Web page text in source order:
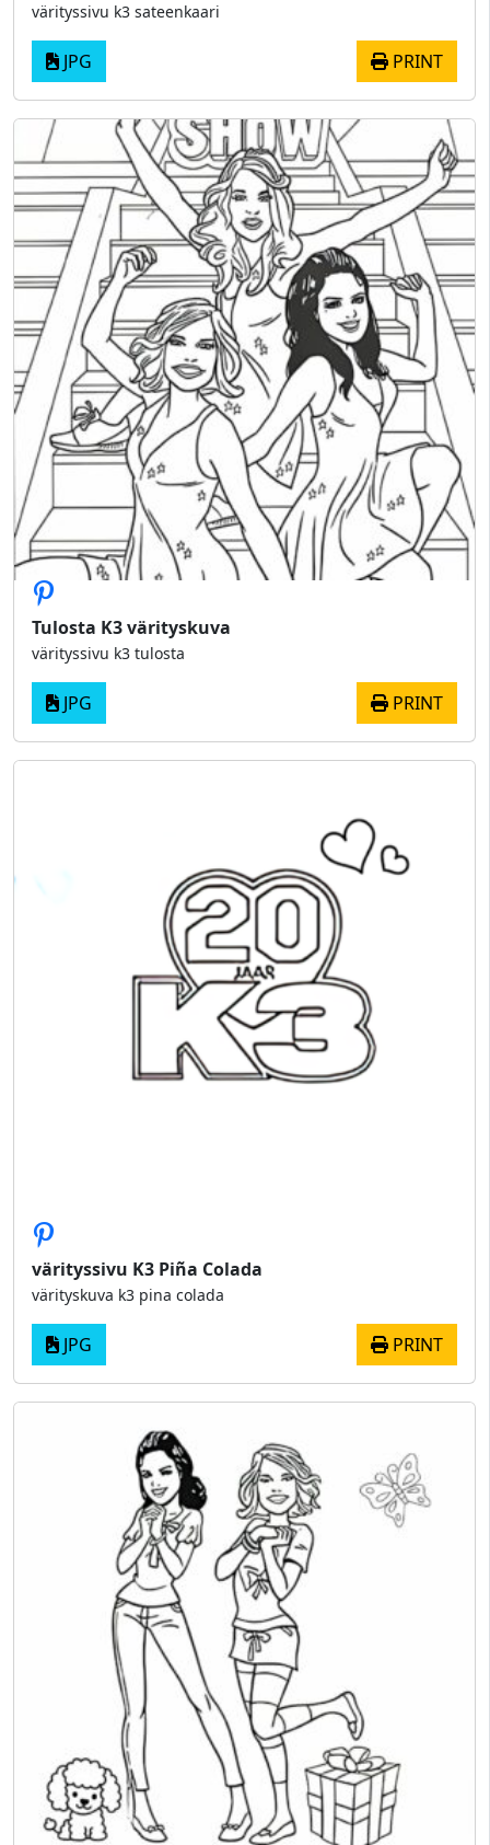
värityssivu k3 sateenkaari
JPG PRINT
Tulosta K3 värityskuva
värityssivu k3 tulosta
JPG PRINT
värityssivu K3 Piña Colada
värityskuva k3 pina colada
JPG PRINT